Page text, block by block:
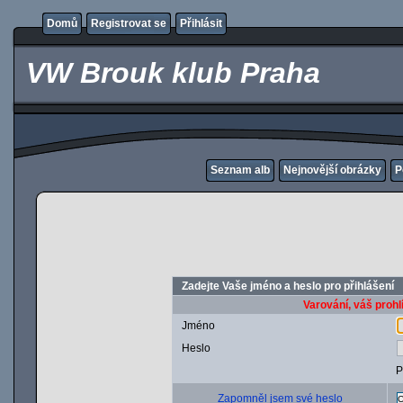
Domů Registrovat se Přihlásit
VW Brouk klub Praha
Seznam alb Nejnovější obrázky
Zadejte Vaše jméno a heslo pro přihlášení
Varování, váš
Jméno
Heslo
Zapomněl jsem své heslo